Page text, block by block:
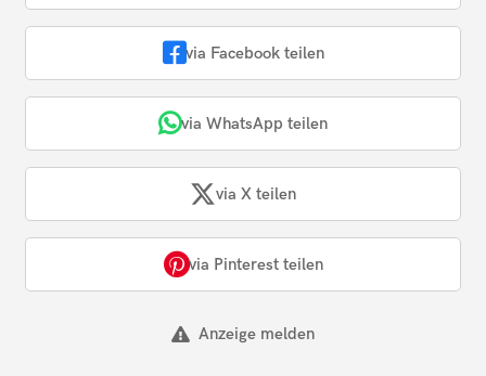
via Facebook teilen
via WhatsApp teilen
via X teilen
via Pinterest teilen
Anzeige melden